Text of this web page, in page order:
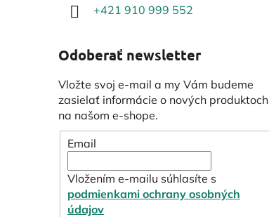
+421 910 999 552
Odoberať newsletter
Vložte svoj e-mail a my Vám budeme
zasielať informácie o nových produktoch
na našom e-shope.
Email
Vložením e-mailu súhlasíte s
podmienkami ochrany osobných
údajov